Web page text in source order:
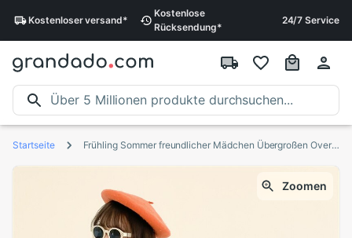
Kostenloserversand*
Kostenlose
Rücksendung*
24/7 Service
Startseite Frühling Sommer freundlicher Mädchen Übergroßen Overall kurze Hose Jungen Dünne verlieren Denim-Hosenträger Schlauch Baby Mädchen
Zoomen